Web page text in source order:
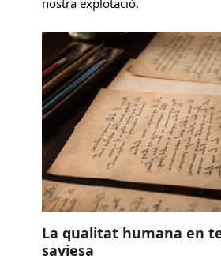
La qualitat humana en
saviesa